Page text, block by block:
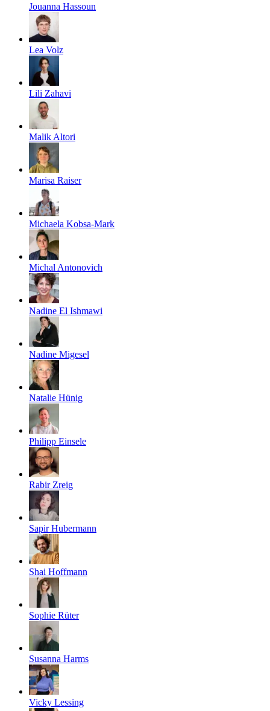
Jouanna Hassoun
Lea Volz
Lili Zahavi
Malik Altori
Marisa Raiser
Michaela Kobsa-Mark
Michal Antonovich
Nadine El Ishmawi
Nadine Migesel
Natalie Hünig
Philipp Einsele
Rabir Zreig
Sapir Hubermann
Shai Hoffmann
Sophie Rüter
Susanna Harms
Vicky Lessing